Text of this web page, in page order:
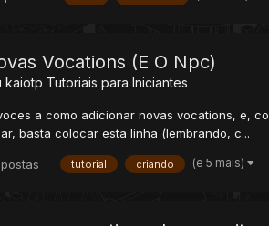
Vocations (E O Npc)
kaiotp Tutoriais para Iniciantes
a como adicionar novas vocations, e,
basta colocar esta linha (lembrando, c...
tutorial criando (e 5 mais)